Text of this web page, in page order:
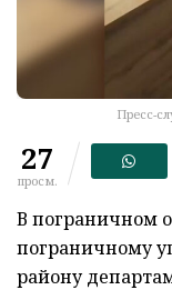
Пресс-
27
просм.
В пограничном
пограничному
району